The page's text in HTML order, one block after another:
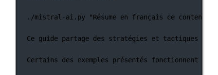
./mistral-ai.py "Résume en français ce contenu
Ce guide partage des stratégies et tactiques
Certains des exemples présentés fonctionnent